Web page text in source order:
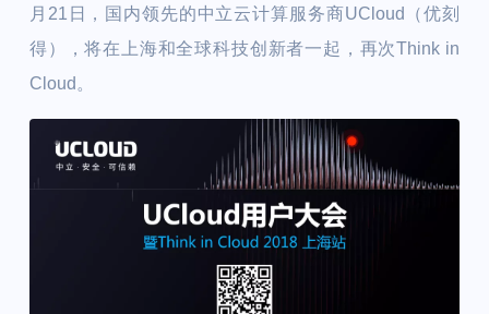
月21日，国内领先的中立云计算服务商UCloud（优刻
得），将在上海和全球科技创新者一起，再次Think in
Cloud。